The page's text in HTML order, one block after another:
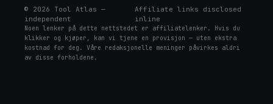
© 2026 Tool Atlas —
independent
Affiliate links disclosed
inline
Noen lenker på dette nettstedet er affiliatelenker. Hvis du
klikker og kjøper, kan vi tjene en provisjon — uten ekstra
kostnad for deg. Våre redaksjonelle meninger påvirkes aldri
av disse forholdene.